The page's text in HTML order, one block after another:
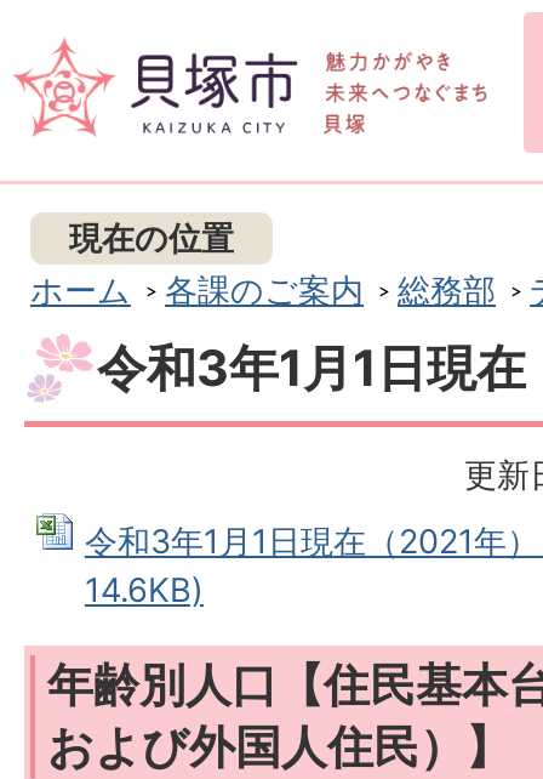
現在の位置
ホーム
各課のご案内 総務部
令和3年1月1日現
更新
令和3年1月1日現在（2021年
14.6KB)
年齢別人口【住民基本
および外国人住民）】